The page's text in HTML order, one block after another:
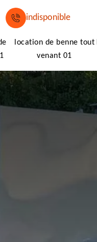
indisponible
location de benne tout
venant 01